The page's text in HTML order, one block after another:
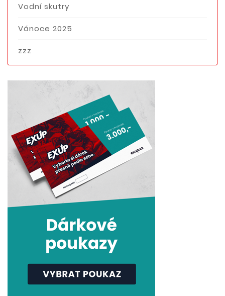
Vodní skutry
Vánoce 2025
zzz